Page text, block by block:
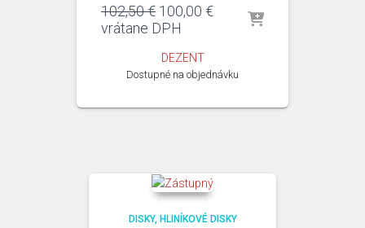
102,50€ Pôvodná
cena
102,50 €.
100,00 €Aktuálna
vrátane DPH
DEZENT
Dostupné na objednávku
DISKY HLINÍKOVÉ DISKY